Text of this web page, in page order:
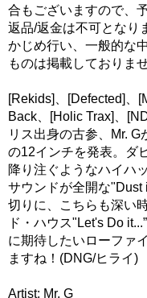
合もございますので、
返品/返金は不可となり
かじめ行い、一般的な
ものは掲載しておりま
[Rekids]、[Defected]、
Back、[Holic Trax]、
リス出身の古参、Mr. G
の12インチを発表。ダ
降り注ぐようなハイハ
サウンドが全開な"Dust
切りに、こちらも深い
ド・ハウス"Let's Do
に期待したいローファ
ますね！(DNG/ヒライ)
Artist: Mr. G